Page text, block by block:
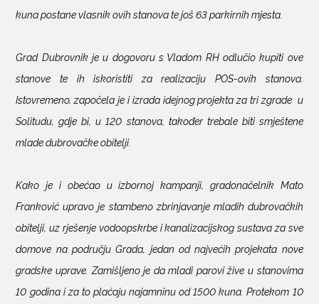
kuna postane vlasnik ovih stanova te još 63 parkirnih mjesta.
Grad Dubrovnik je u dogovoru s Vladom RH odlučio kupiti ove
stanove te ih iskoristiti za realizaciju POS-ovih stanova.
Istovremeno, započela je i izrada idejnog projekta za tri zgrade u
Solitudu, gdje bi, u 120 stanova, također trebale biti smještene
mlade dubrovačke obitelji.
Kako je i obećao u izbornoj kampanji, gradonačelnik Mato
Franković upravo je stambeno zbrinjavanje mladih dubrovačkih
obitelji, uz rješenje vodoopskrbe i kanalizacijskog sustava za sve
domove na području Grada, jedan od najvećih projekata nove
gradske uprave. Zamišljeno je da mladi parovi žive u stanovima
10 godina i za to plaćaju najamninu od 1500 kuna. Protekom 10